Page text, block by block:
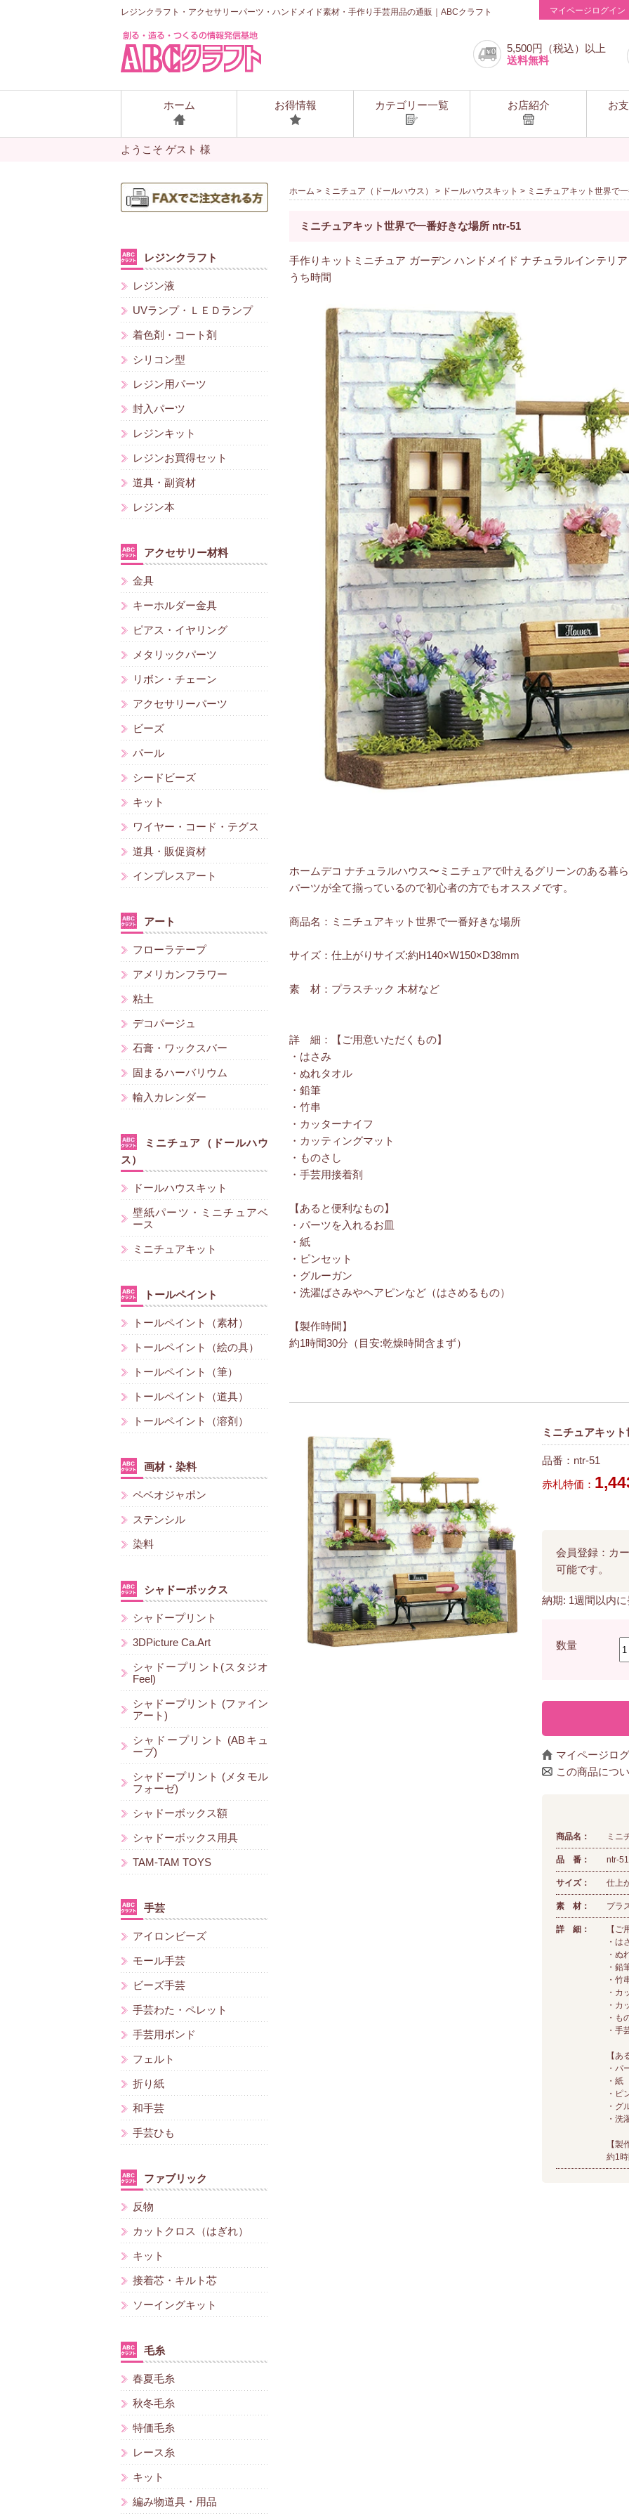
レジンクラフト・アクセサリーパーツ・ハンドメイド素材・手作り手芸用品の通販｜ABCクラフト マイページログイン
5,500円（税込）以上
送料無料
ホーム お得情報 カテゴリー一覧 お店紹介 お
ようこそ ゲスト 様
ホーム > ミニチュア（ドールハウス） > ドールハウスキット > ミニチュアキット世界で
ミニチュアキット世界で一番好きな場所 ntr-51
手作りキットミニチュア ガーデン ハンドメイド ナチュラルインテリ
うち時間
ホームデコ ナチュラルハウス〜ミニチュアで叶えるグリーンのある暮
パーツが全て揃っているので初心者の方でもオススメです。
商品名：ミニチュアキット世界で一番好きな場所
サイズ：仕上がりサイズ:約H140×W150×D38mm
素 材：プラスチック 木材など
詳 細：【ご用意いただくもの】
・はさみ
・ぬれタオル
・鉛筆
・竹串
・カッターナイフ
・カッティングマット
・ものさし
・手芸用接着剤
【あると便利なもの】
・パーツを入れるお皿
・紙
・ピンセット
・グルーガン
・洗濯ばさみやヘアピンなど（はさめるもの）
【製作時間】
約1時間30分（目安:乾燥時間含まず）
ミニチュアキッ
品番：ntr-51
赤札特価：
会員登録：カ
可能です。
納期: 1週間以内
数量
マイページロ
この商品につ
商品名： ミニ
品 番： ntr-51
サイズ： 仕上
素 材： プラ
詳 細：
【
・は
・ぬ
・鉛
・竹
・カ
・カ
・も
・手
【あ
・パ
・紙
・ピ
・グ
・洗
【製
約1
レジンクラフト
レジン液
UVランプ・ＬＥＤランプ
着色剤・コート剤
シリコン型
レジン用パーツ
封入パーツ
レジンキット
レジンお買得セット
道具・副資材
レジン本
アクセサリー材料
金具
キーホルダー金具
ピアス・イヤリング
メタリックパーツ
リボン・チェーン
アクセサリーパーツ
ビーズ
パール
シードビーズ
キット
ワイヤー・コード・テグス
道具・販促資材
インプレスアート
アート
フローラテープ
アメリカンフラワー
粘土
デコパージュ
石膏・ワックスバー
固まるハーバリウム
輸入カレンダー
ミニチュア（ドールハウ
ス）
ドールハウスキット
壁紙パーツ・ミニチュアベ
ース
ミニチュアキット
トールペイント
トールペイント（素材）
トールペイント（絵の具）
トールペイント（筆）
トールペイント（道具）
トールペイント（溶剤）
画材・染料
ペベオジャポン
ステンシル
染料
シャドーボックス
シャドープリント
3DPicture Ca.Art
シャドープリント(スタジオ
Feel)
シャドープリント (ファイン
アート)
シャドープリント (ABキュ
ーブ)
シャドープリント (メタモル
フォーゼ)
シャドーボックス額
シャドーボックス用具
TAM-TAM TOYS
手芸
アイロンビーズ
モール手芸
ビーズ手芸
手芸わた・ペレット
手芸用ボンド
フェルト
折り紙
和手芸
手芸ひも
ファブリック
反物
カットクロス（はぎれ）
キット
接着芯・キルト芯
ソーイングキット
毛糸
春夏毛糸
秋冬毛糸
特価毛糸
レース糸
キット
編み物道具・用品